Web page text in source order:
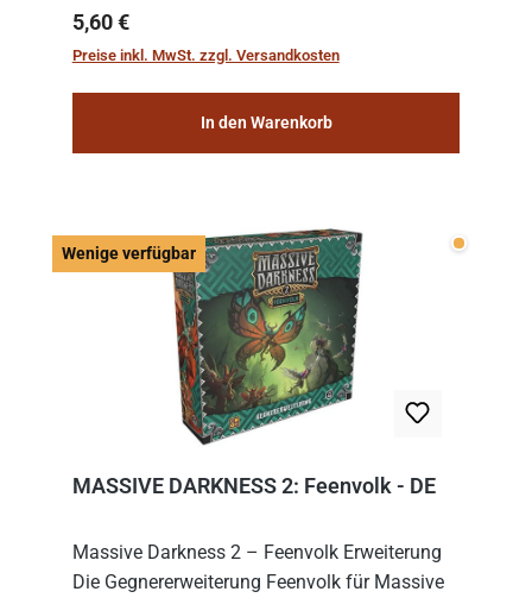
Regulärer Preis:
5,60 €
Preise inkl. MwSt. zzgl. Versandkosten
In den Warenkorb
Wenige verfügbar Wenige
MASSIVE DARKNESS 2: Feenvolk - DE
Massive Darkness 2 – Feenvolk Erweiterung
Die Gegnererweiterung Feenvolk für Massive